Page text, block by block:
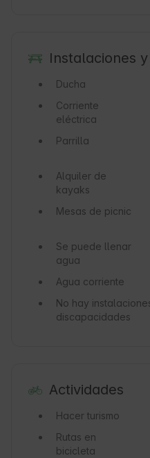
Instalaciones
Ducha
Corriente
eléctrica
Parrilla
Alquiler de
kayaks
Mesas de picnic
Se puede llenar
agua
Agua corriente
No hay
discapacidades
Actividades
Hacer turismo
Rutas en
bicicleta